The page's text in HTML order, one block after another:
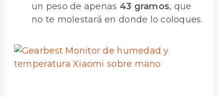
un peso de apenas 43 gramos, que
no te molestará en donde lo coloques.